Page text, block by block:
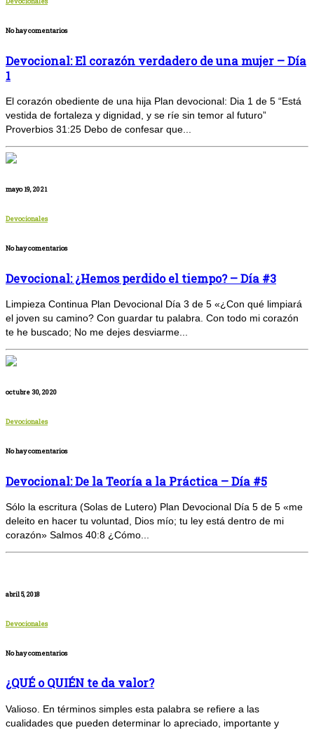
No hay comentarios
Devocional: El corazón verdadero de una mujer – Día
1
El corazón obediente de una hija Plan devocional: Dia 1 de 5 “Está
vestida de fortaleza y dignidad, y se ríe sin temor al futuro”
Proverbios 31:25 Debo de confesar que...
mayo 19, 2021
Devocionales
No hay comentarios
Devocional: ¿Hemos perdido el tiempo? – Día #3
Limpieza Continua Plan Devocional Día 3 de 5 «¿Con qué limpiará
el joven su camino? Con guardar tu palabra. Con todo mi corazón
te he buscado; No me dejes desviarme...
octubre 30, 2020
Devocionales
No hay comentarios
Devocional: De la Teoría a la Práctica – Día #5
Sólo la escritura (Solas de Lutero) Plan Devocional Día 5 de 5 «me
deleito en hacer tu voluntad, Dios mío; tu ley está dentro de mi
corazón» Salmos 40:8 ¿Cómo...
abril 5, 2018
Devocionales
No hay comentarios
¿QUÉ o QUIÉN te da valor?
Valioso. En términos simples esta palabra se refiere a las
cualidades que pueden determinar lo apreciado, importante y